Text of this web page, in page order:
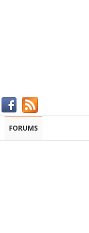
FORUMS